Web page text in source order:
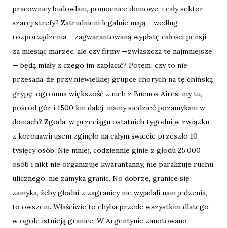
pracownicy budowlani, pomocnice domowe, i cały sektor
szarej strefy? Zatrudnieni legalnie mają —według
rozporządzenia— zagwarantowaną wypłatę całości pensji
za miesiąc marzec, ale czy firmy —zwłaszcza te najmniejsze
— będą miały z czego im zapłacić? Potem: czy to nie
przesada, że przy niewielkiej grupce chorych na tę chińską
grypę, ogromna większość z nich z Buenos Aires, my tu,
pośród gór i 1500 km dalej, mamy siedzieć pozamykani w
domach? Zgoda, w przeciągu ostatnich tygodni w związku
z koronawirusem zginęło na całym świecie przeszło 10
tysięcy osób. Nie mniej, codziennie ginie z głodu 25.000
osób i nikt nie organizuje kwarantanny, nie paraliżuje ruchu
ulicznego, nie zamyka granic. No dobrze, granice się
zamyka, żeby głodni z zagranicy nie wyjadali nam jedzenia,
to owszem. Właściwie to chyba przede wszystkim dlatego
w ogóle istnieją granice. W Argentynie zanotowano